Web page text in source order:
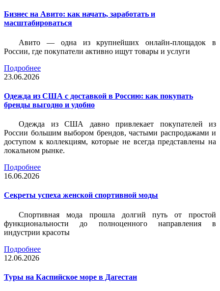
Бизнес на Авито: как начать, заработать и
масштабироваться
Авито — одна из крупнейших онлайн-площадок в
России, где покупатели активно ищут товары и услуги
Подробнее
23.06.2026
Одежда из США с доставкой в Россию: как покупать
бренды выгодно и удобно
Одежда из США давно привлекает покупателей из
России большим выбором брендов, частыми распродажами и
доступом к коллекциям, которые не всегда представлены на
локальном рынке.
Подробнее
16.06.2026
Секреты успеха женской спортивной моды
Спортивная мода прошла долгий путь от простой
функциональности до полноценного направления в
индустрии красоты
Подробнее
12.06.2026
Туры на Каспийское море в Дагестан